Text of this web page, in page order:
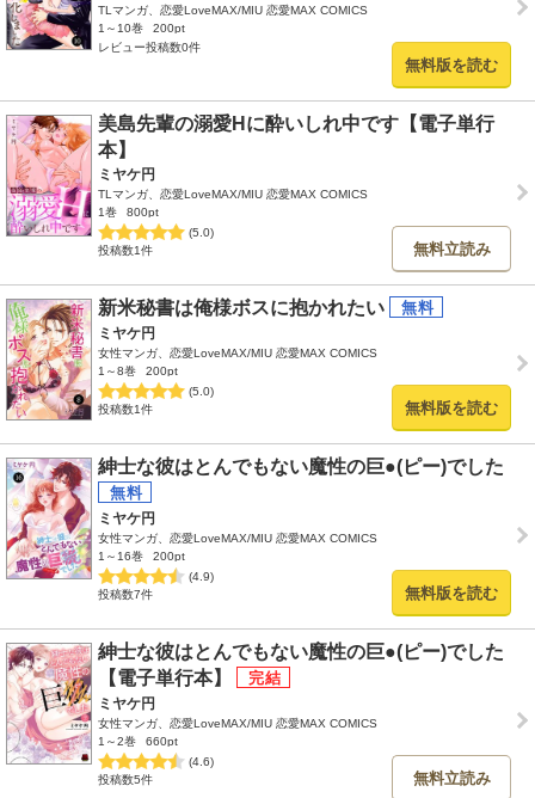
TLマンガ、恋愛LoveMAX/MIU 恋愛MAX COMICS
1～10巻
200pt
レビュー投稿数0件
無料版を読む
美島先輩の溺愛Hに酔いしれ中です【電子単行
本】
ミヤケ円
TLマンガ、恋愛LoveMAX/MIU 恋愛MAX COMICS
1巻
800pt
(5.0)
投稿数1件
無料立読み
新米秘書は俺様ボスに抱かれたい
ミヤケ円
女性マンガ、恋愛LoveMAX/MIU 恋愛MAX COMICS
1～8巻
200pt
(5.0)
投稿数1件
無料版を読む
紳士な彼はとんでもない魔性の巨●(ピー)でした
ミヤケ円
女性マンガ、恋愛LoveMAX/MIU 恋愛MAX COMICS
1～16巻
200pt
(4.9)
投稿数7件
無料版を読む
紳士な彼はとんでもない魔性の巨●(ピー)でした
【電子単行本】
ミヤケ円
女性マンガ、恋愛LoveMAX/MIU 恋愛MAX COMICS
1～2巻
660pt
(4.6)
投稿数5件
無料立読み